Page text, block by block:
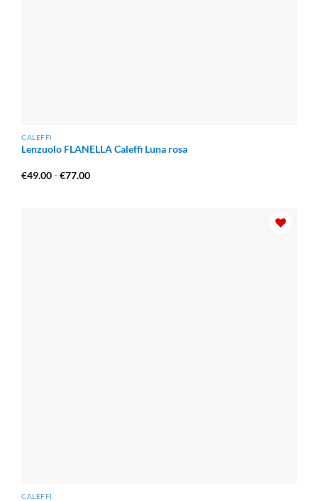
CALEFFI
Lenzuolo FLANELLA Caleffi Luna rosa
€49.00-€77.00Fascia
CALEFFI